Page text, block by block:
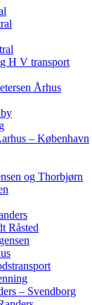
H V transport
Århus
– København
og Thorbjørn
Råsted
– Svendborg